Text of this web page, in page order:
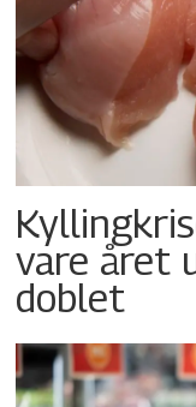
vare året
doblet